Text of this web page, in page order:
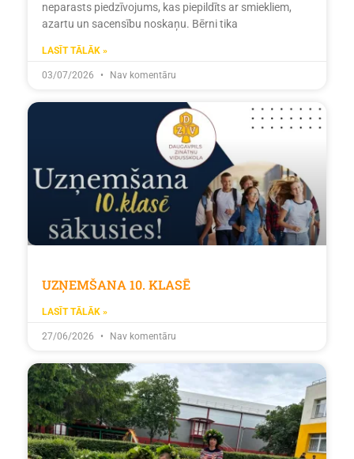
neparasts piedzīvojums, kas piepildīts ar smiekliem,
azartu un sacensību noskaņu. Bērni tika
LASĪT TĀLĀK »
03/07/2026 Nav komentāru
UZŅEMŠANA 10. KLASĒ
LASĪT TĀLĀK »
27/06/2026 Nav komentāru